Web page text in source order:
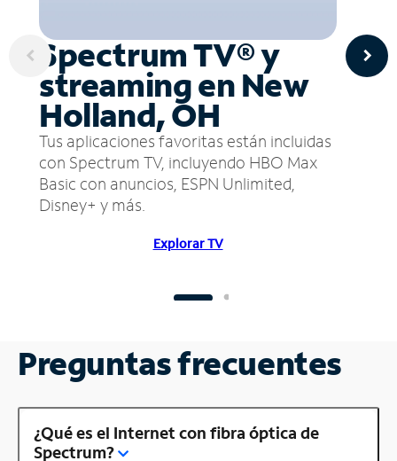
Spectrum TV® y
streaming en New
Holland, OH
Tus aplicaciones favoritas están incluidas
con Spectrum TV, incluyendo HBO Max
Basic con anuncios, ESPN Unlimited,
Disney+ y más.
Explorar TV
Preguntas frecuentes
¿Qué es el Internet con fibra óptica de
Spectrum?